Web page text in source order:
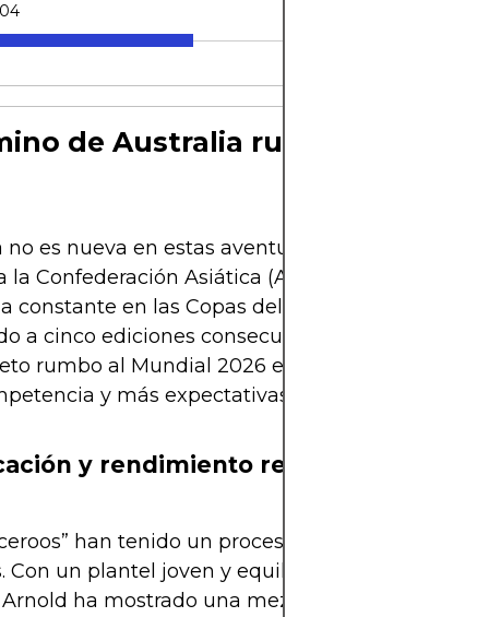
de Australia rumbo al
no es nueva en estas aventuras mundialistas.
la Confederación Asiática (AFC) en 2006, ha
constante en las Copas del Mundo. De hecho,
a cinco ediciones consecutivas desde
rumbo al Mundial 2026 es distinto: más
y más expectativas.
y rendimiento reciente
han tenido un proceso sólido en las
Con un plantel joven y equilibrado, el equipo
ha mostrado una mezcla de solidez